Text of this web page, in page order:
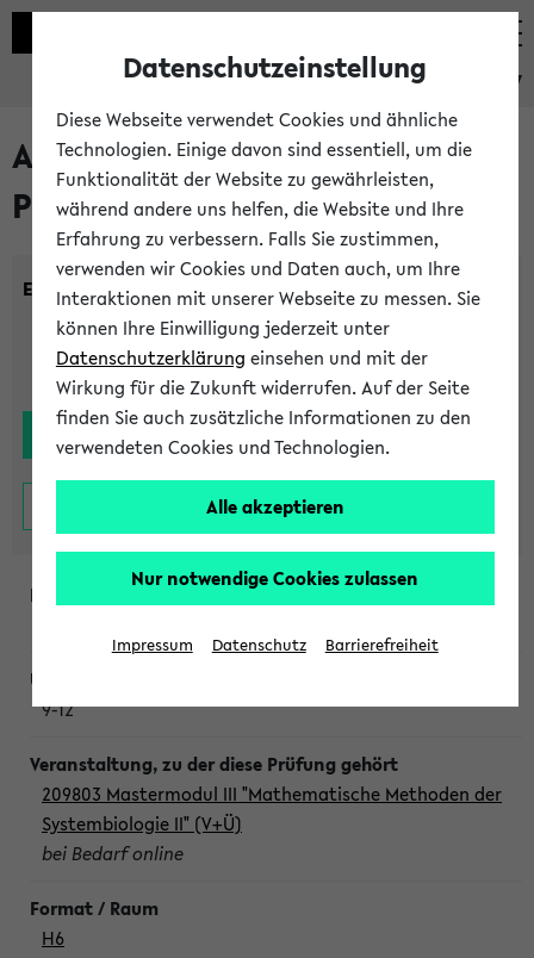
eKVV
Alle noch stattfindenden
Prüfungen
Einrichtung:
9-12
209803 Mastermodul III "Mathematische Methoden der
Systembiologie II" (V+Ü)
bei Bedarf online
H6
Datenschutzeinstellung
Diese Webseite verwendet Cookies und ähnliche
Technologien. Einige davon sind essentiell, um die
Funktionalität der Website zu gewährleisten,
während andere uns helfen, die Website und Ihre
Erfahrung zu verbessern. Falls Sie zustimmen,
verwenden wir Cookies und Daten auch, um Ihre
Interaktionen mit unserer Webseite zu messen. Sie
können Ihre Einwilligung jederzeit unter
Datenschutzerklärung einsehen und mit der
Wirkung für die Zukunft widerrufen. Auf der Seite
finden Sie auch zusätzliche Informationen zu den
verwendeten Cookies und Technologien.
Alle akzeptieren
Nur notwendige Cookies zulassen
Impressum Datenschutz Barrierefreiheit